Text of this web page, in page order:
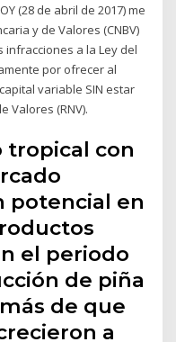
(28 de abril de 2017) me
y de Valores (CNBV)
a la Ley del
por ofrecer al
variable SIN estar
Valores (RNV).
tropical con
potencial en
el periodo
de piña
de que
a